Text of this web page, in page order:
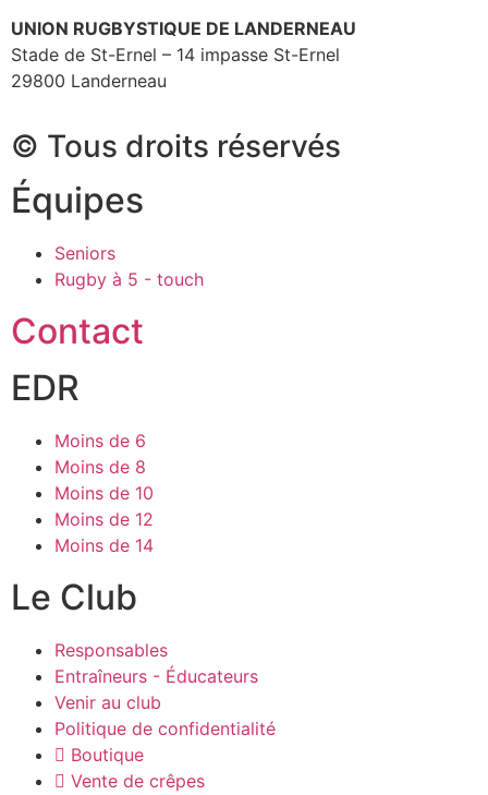
UNION RUGBYSTIQUE DE LANDERNEAU
Stade de St-Ernel – 14 impasse St-Ernel
29800 Landerneau
© Tous droits réservés
Équipes
Seniors
Rugby à 5 - touch
Contact
EDR
Moins de 6
Moins de 8
Moins de 10
Moins de 12
Moins de 14
Le Club
Responsables
Entraîneurs - Éducateurs
Venir au club
Politique de confidentialité
Boutique
Vente de crêpes